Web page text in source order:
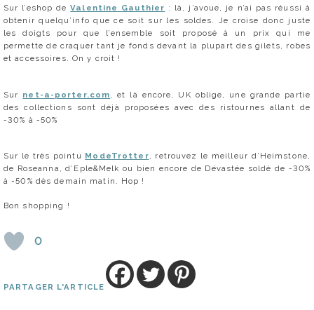
Sur l’eshop deValentine Gauthier : là, j’avoue, je n’ai pas réussi à
obtenir quelqu’info que ce soit sur les soldes. Je croise donc juste
les doigts pour que l’ensemble soit proposé à un prix qui me
permette de craquer tant je fonds devant la plupart des gilets, robes
et accessoires. On y croit !
Sur net-a-porter.com , et là encore, UK oblige, une grande partie
des collections sont déjà proposées avec des ristournes allant de
-30% à -50%
Sur le très pointu ModeTrotter, retrouvez le meilleur d’Heimstone,
de Roseanna, d’Eple&Melk ou bien encore de Dévastée soldé de -30%
à -50% dès demain matin. Hop !
Bon shopping !
0
PARTAGER L'ARTICLE